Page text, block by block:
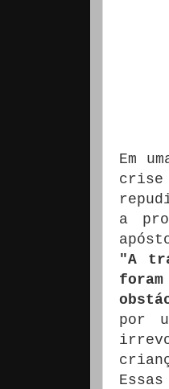
Em
crise
a
"A
por